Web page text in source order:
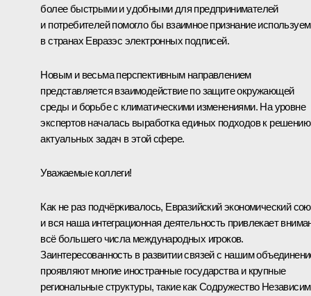
более быстрыми и удобными для предпринимателей
и потребителей помогло бы взаимное признание
в странах Евразэс электронных подписей.
Новым и весьма перспективным направлением
представляется взаимодействие по защите окружающей
среды и борьбе с климатическими изменениями. На уровне
экспертов началась выработка единых подходов к решению
актуальных задач в этой сфере.
Уважаемые коллеги!
Как не раз подчёркивалось, Евразийский экономический
и вся наша интеграционная деятельность привлекает
всё большего числа международных игроков.
Заинтересованность в развитии связей с нашим
проявляют многие иностранные государства и крупные
региональные структуры, такие как Содружество